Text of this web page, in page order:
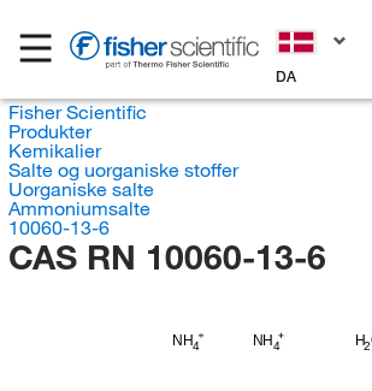
DA
Fisher Scientific
Produkter
Kemikalier
Salte og uorganiske stoffer
Uorganiske salte
Ammoniumsalte
10060-13-6
CAS RN 10060-13-6
NH4 NH4 H2